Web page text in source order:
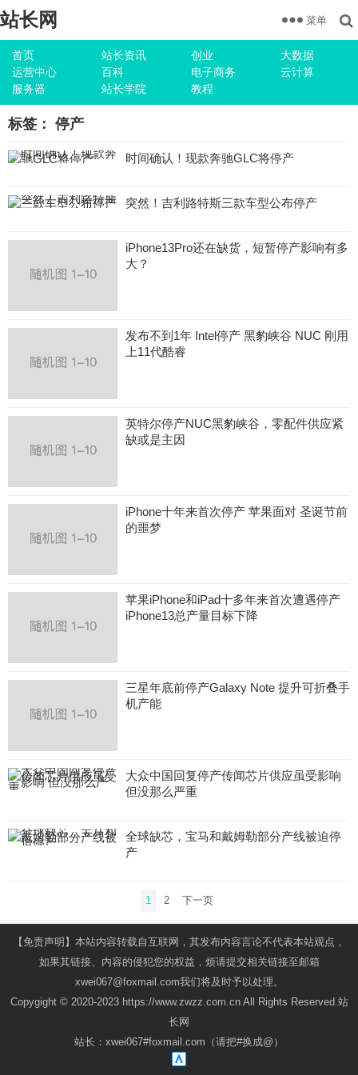
站长网
首页 站长资讯 创业
大数据
运营中心
百科 电子商务
云计算
服务器
站长学院 教程
菜单
标签： 停产
时间确认！现款奔驰GLC将停产
突然！吉利路特斯三款车型公布停产
iPhone13Pro还在缺货，短暂停产影响有多
大？
发布不到1年 Intel停产 黑豹峡谷 NUC 刚用
上11代酷睿
英特尔停产NUC黑豹峡谷，零配件供应紧
缺或是主因
iPhone十年来首次停产 苹果面对 圣诞节前
的噩梦
苹果iPhone和iPad十多年来首次遭遇停产
iPhone13总产量目标下降
三星年底前停产Galaxy Note 提升可折叠手
机产能
大众中国回复停产传闻芯片供应虽受影响
但没那么严重
全球缺芯，宝马和戴姆勒部分产线被迫停
产
1 2 下一页
【免责声明】本站内容转载自互联网，其发布内容言论不代表本站观点，
如果其链接、内容的侵犯您的权益，烦请提交相关链接至邮箱
xwei067@foxmail.com我们将及时予以处理。
Copygight © 2020-2023 https://www.zwzz.com.cn All Rights Reserved.站
长网
站长：xwei067#foxmail.com（请把#换成@）